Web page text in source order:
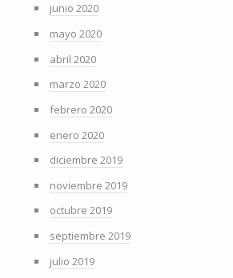
junio 2020
mayo 2020
abril 2020
marzo 2020
febrero 2020
enero 2020
diciembre 2019
noviembre 2019
octubre 2019
septiembre 2019
julio 2019